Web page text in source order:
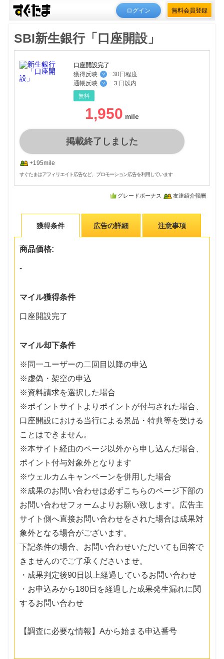
ログイン 無料会員登録
SBI新生銀行「口座開設」
口座開設完了
獲得反映
？ : 30日程度
通帳反映
？ : ３日以内
無料
1,950
掲載終了しました
+195mile
すぐたまはアフィリエイト広告など、プロモーション広告を利用しています
グレードボーナス 友達紹介報酬
獲得条件 広告の詳細 注意事項
商品価格:
-
マイル獲得条件
口座開設完了
マイル却下条件
※同一ユーザーの二回目以降の申込
※虚偽・架空の申込
※資料請求を選択した場合
※ポイントサイトよりポイントが付与された場合、
口座開設における当行による景品・特典等を受ける
ことはできません。
※本サイト経由のページ以外から申し込んだ場合、
ポイント付与対象外となります
※ウェルカムキャンペーンを併用した場合
※成果のお問い合わせは必ずこちらのページ下部の
お問い合わせフォームよりお願い致します。広告主
サイト側へ直接お問い合わせをされた場合は成果対
象外となる場合がございます。
下記条件の場合、お問い合わせいただいても回答で
きませんのでご了承くださいませ。
・成果判定後90日以上経過しているお問い合わせ
・お申込みから180日を経過した成果発生漏れに関
するお問い合わせ
【調査に必要な情報】Aから始まる申込番号